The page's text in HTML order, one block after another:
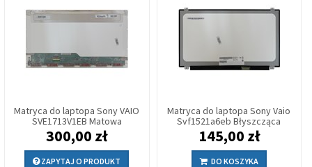
Matryca do laptopa Sony VAIO
SVE1713V1EB Matowa
300,00 zł
ZAPYTAJ O PRODUKT
Matryca do laptopa Sony Vaio
Svf1521a6eb Błyszcząca
145,00 zł
DO KOSZYKA